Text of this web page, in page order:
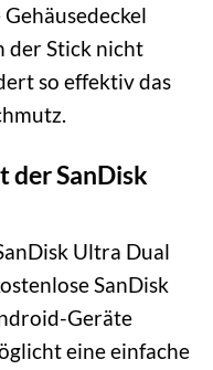
der Stick nicht
so effektiv das
der SanDisk
Ultra Dual
SanDisk
Geräte
eine einfache